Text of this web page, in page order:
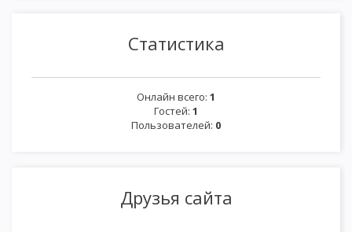
Статистика
Онлайн всего: 1
Гостей: 1
Пользователей: 0
Друзья сайта